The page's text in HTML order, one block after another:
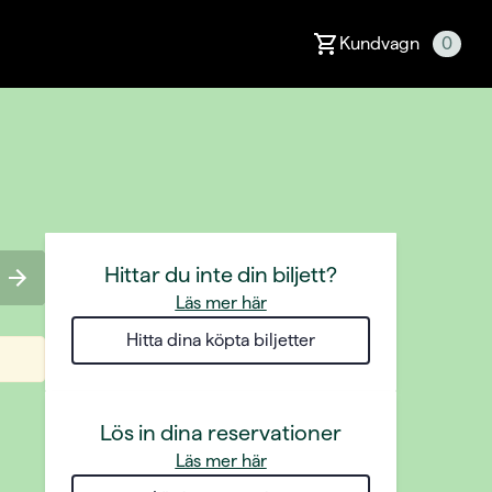
Kundvagn 0
Hittar du inte din biljett?
Läs mer här
Hitta dina köpta biljetter
Lös in dina reservationer
Läs mer här